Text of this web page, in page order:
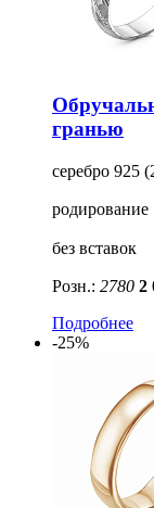
гранью
серебро 925
родирование
без вставок
Розн.: 2780 2
Подробнее
-25%